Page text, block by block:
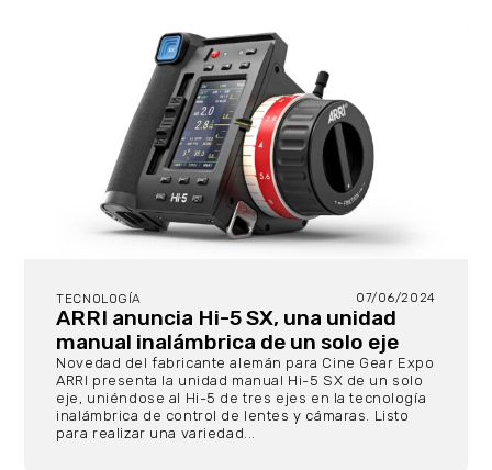
TECNOLOGÍA 07/06/2024
ARRI anuncia Hi-5 SX, una unidad
manual inalámbrica de un solo eje
Novedad del fabricante alemán para Cine Gear Expo
ARRI presenta la unidad manual Hi-5 SX de un solo
eje, uniéndose al Hi-5 de tres ejes en la tecnología
inalámbrica de control de lentes y cámaras. Listo
para realizar una variedad...